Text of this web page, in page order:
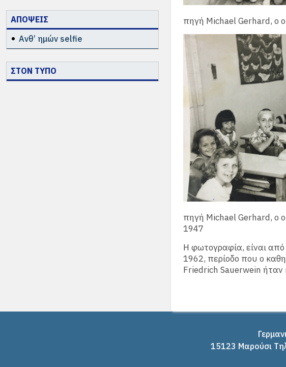
ΑΠΟΨΕΙΣ
Ανθ’ ημών selfie
ΣΤΟΝ ΤΥΠΟ
πηγή Michael Gerhard, ο
πηγή Michael Gerhard, ο
1947
Η φωτογραφία, είναι από
1962, περίοδο που ο
Friedrich Sauerwein ήταν
15123 Μαρούσι